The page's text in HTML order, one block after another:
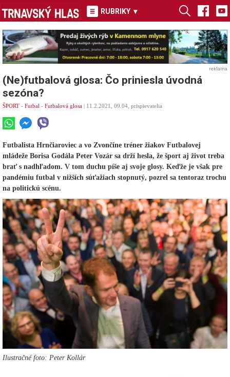
RUBRIKY ▾
reklama
(Ne)futbalová glosa: Čo priniesla úvodná
sezóna?
ŠPORT - Futbal - Futbalová glosa | 11.2.2021, 09.04, prispievatelia
Futbalista Hrnčiaroviec a vo Zvončíne tréner žiakov Futbalovej
mládeže Borisa Godála Peter Vozár sa drží hesla, že šport aj život treba
brať s nadhľadom. V tom duchu píše aj svoje glosy. Keďže je však pre
pandémiu futbal v nižších súťažiach stopnutý, pozrel sa tentoraz trochu
na politickú scénu.
Ilustračné foto: Peter Kollár